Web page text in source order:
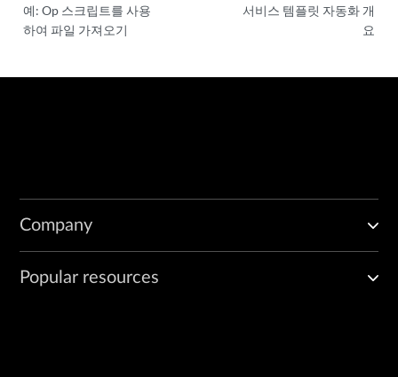
예: Op 스크립트를 사용
하여 파일 가져오기
서비스 템플릿 자동화 개
요
Company
Popular resources